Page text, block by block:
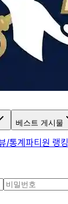
베스트 게시물
/통계파티원 랭킹